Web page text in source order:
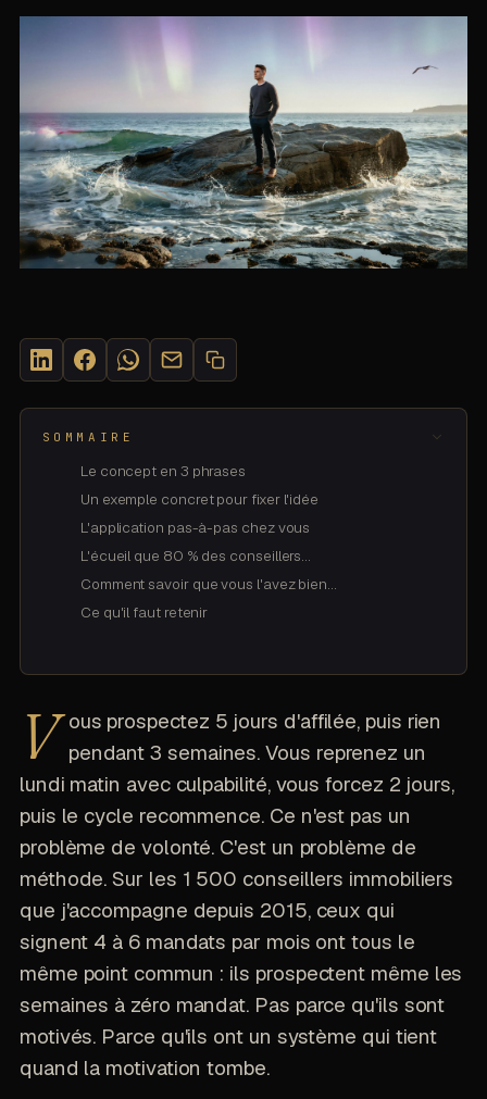
2026 · SASU MOMENTUM PULSE
SOMMAIRE
Le concept en 3 phrases
Un exemple concret pour fixer l'idée
L'application pas-à-pas chez vous
L'écueil que 80 % des conseillers…
Comment savoir que vous l'avez bien…
Ce qu'il faut retenir
V ous prospectez 5 jours d'affilée, puis rien
pendant 3 semaines. Vous reprenez un
lundi matin avec culpabilité, vous forcez 2 jours,
puis le cycle recommence. Ce n'est pas un
problème de volonté. C'est un problème de
méthode. Sur les 1 500 conseillers immobiliers
que j'accompagne depuis 2015, ceux qui
signent 4 à 6 mandats par mois ont tous le
même point commun : ils prospectent même les
semaines à zéro mandat. Pas parce qu'ils sont
motivés. Parce qu'ils ont un système qui tient
quand la motivation tombe.